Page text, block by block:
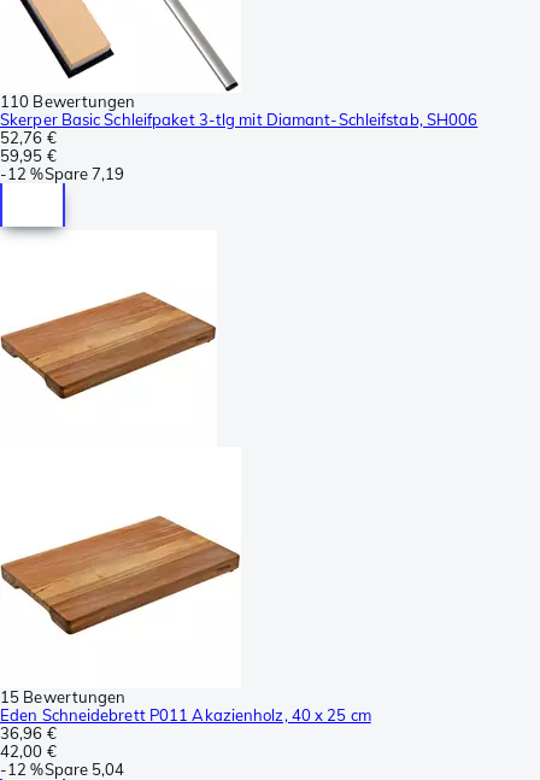
110 Bewertungen
Skerper Basic Schleifpaket 3-tlg mit Diamant-Schleifstab, SH006
52,76 €
59,95 €
-12 %Spare7,19
15 Bewertungen
Eden Schneidebrett P011 Akazienholz, 40 x 25 cm
36,96 €
42,00 €
-12 %Spare 5,04